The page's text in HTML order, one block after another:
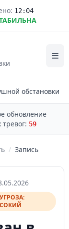
12:04
обстановки
обновление
59
/ Запись
УГРОЗА: